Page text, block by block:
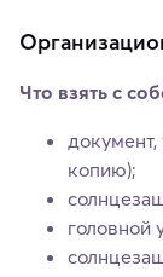
Что взять с
копию);
головной